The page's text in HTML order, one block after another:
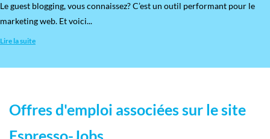
​Le guest blogging, vous connaissez? C’est un outil performant pour le
marketing web. Et voici...
Lire la suite
Offres d'emploi associées sur le site